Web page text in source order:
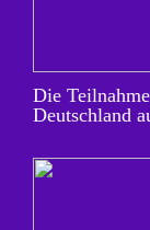
Die
Deutschland